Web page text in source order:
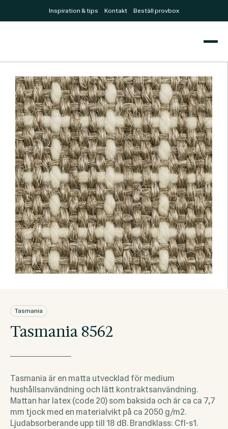
Inspiration & tips Kontakt Beställ provbox
Tasmania
Tasmania 8562
Tasmania är en matta utvecklad för medium
hushållsanvändning och lätt kontraktsanvändning.
Mattan har latex (code 20) som baksida och är ca ca 7,7
mm tjock med en materialvikt på ca 2050 g/m2.
Ljudabsorberande upp till 18 dB. Brandklass: Cfl-s1.